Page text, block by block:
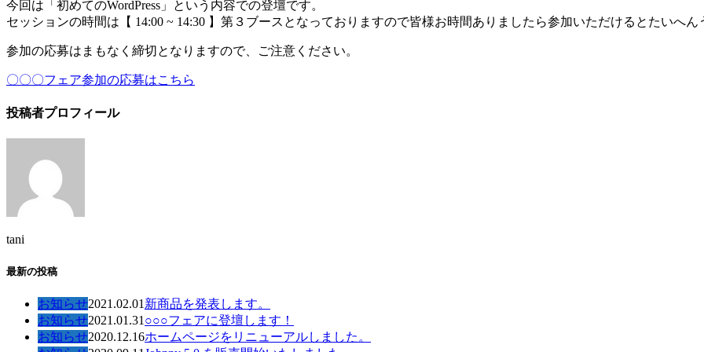
今回は「初めてのWordPress」という内容での登壇です。
セッションの時間は【 14:00 ~ 14:30 】第３ブースとなっておりますので皆様お時間ありましたら参加いただけるとたいへ
参加の応募はまもなく締切となりますので、ご注意ください。
〇〇〇フェア参加の応募はこちら
投稿者プロフィール
tani
最新の投稿
お知らせ2021.02.01 新商品を発表します。
お知らせ2021.01.31 ○○○フェアに登壇します！
お知らせ2020.12.16ホームページをリニューアルしました。